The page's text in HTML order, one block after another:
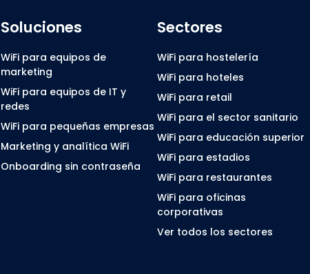
Soluciones
WiFi para equipos de
marketing
WiFi para equipos de IT y
redes
WiFi para pequeñas empresas
Marketing y analítica WiFi
Onboarding sin contraseña
Sectores
WiFi para hostelería
WiFi para hoteles
WiFi para retail
WiFi para el sector sanitario
WiFi para educación superior
WiFi para estadios
WiFi para restaurantes
WiFi para oficinas
corporativas
Ver todos los sectores